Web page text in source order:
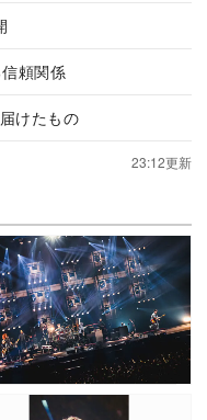
頼関係
けたもの
23:12更新